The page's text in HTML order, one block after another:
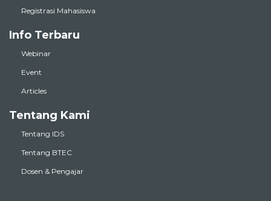
Registrasi Mahasiswa
Info Terbaru
Webinar
Event
Articles
Tentang Kami
Tentang IDS
Tentang BTEC
Dosen & Pengajar